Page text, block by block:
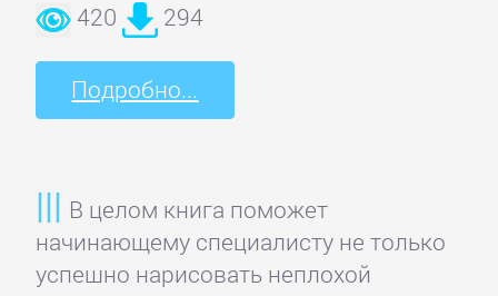
420 294
Подробно...
В целом книга поможет
начинающему специалисту не только
успешно нарисовать неплохой
Отраслевые
издания
карьера
Управление,